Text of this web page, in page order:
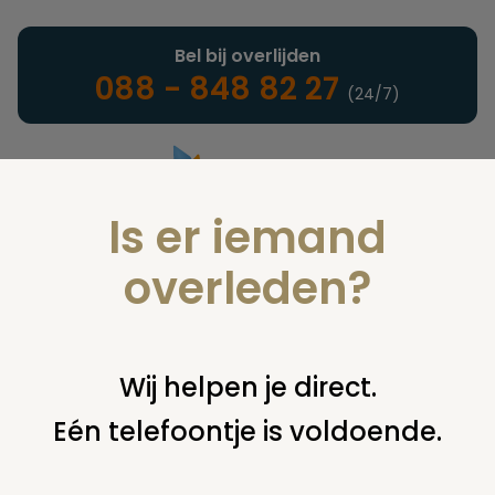
Landelijke uitvaartonderneming
Bel bij overlijden
088 - 848 82 27 (24/7)
U bent hier: home juridisch overige verzekeringen
Is er iemand
overleden?
Wij helpen je direct.
Eén telefoontje is voldoende.